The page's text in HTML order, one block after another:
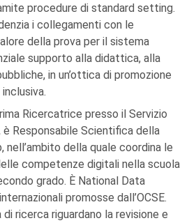
procedure di standard setting.
i collegamenti con le
della prova per il sistema
supporto alla didattica, alla
in un’ottica di promozione
Ricercatrice presso il Servizio
Responsabile Scientifica della
nell’ambito della quale coordina le
competenze digitali nella scuola
grado. È National Data
promosse dall’OCSE.
ricerca riguardano la revisione e